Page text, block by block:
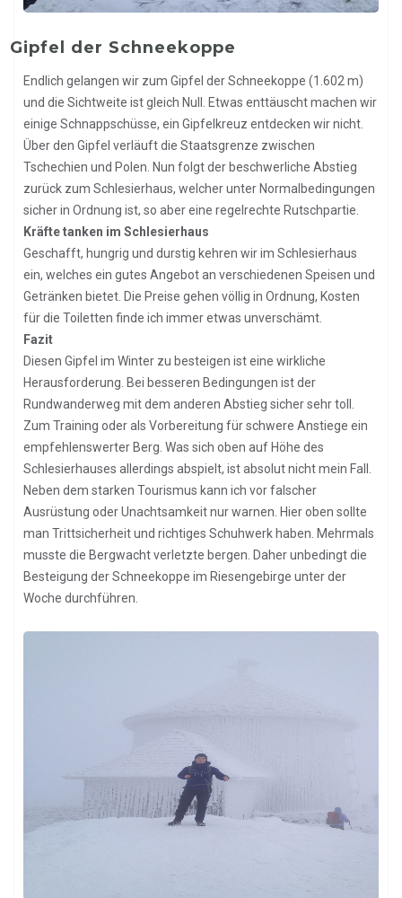
Gipfel der Schneekoppe
Endlich gelangen wir zum Gipfel der Schneekoppe (1.602 m)
und die Sichtweite ist gleich Null. Etwas enttäuscht machen wir
einige Schnappschüsse, ein Gipfelkreuz entdecken wir nicht.
Über den Gipfel verläuft die Staatsgrenze zwischen
Tschechien und Polen. Nun folgt der beschwerliche Abstieg
zurück zum Schlesierhaus, welcher unter Normalbedingungen
sicher in Ordnung ist, so aber eine regelrechte Rutschpartie.
Kräfte tanken im Schlesierhaus
Geschafft, hungrig und durstig kehren wir im Schlesierhaus
ein, welches ein gutes Angebot an verschiedenen Speisen und
Getränken bietet. Die Preise gehen völlig in Ordnung, Kosten
für die Toiletten finde ich immer etwas unverschämt.
Fazit
Diesen Gipfel im Winter zu besteigen ist eine wirkliche
Herausforderung. Bei besseren Bedingungen ist der
Rundwanderweg mit dem anderen Abstieg sicher sehr toll.
Zum Training oder als Vorbereitung für schwere Anstiege ein
empfehlenswerter Berg. Was sich oben auf Höhe des
Schlesierhauses allerdings abspielt, ist absolut nicht mein Fall.
Neben dem starken Tourismus kann ich vor falscher
Ausrüstung oder Unachtsamkeit nur warnen. Hier oben sollte
man Trittsicherheit und richtiges Schuhwerk haben. Mehrmals
musste die Bergwacht verletzte bergen. Daher unbedingt die
Besteigung der Schneekoppe im Riesengebirge unter der
Woche durchführen.